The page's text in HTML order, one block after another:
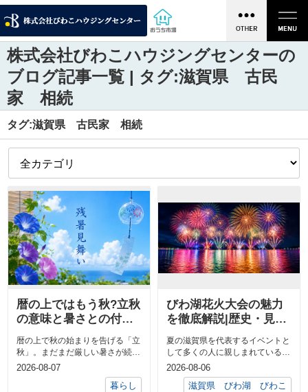
株式会社びわこハウジングセンターの
ブログ記事一覧 | タグ:滋賀県 古民
家 相続
タグ:滋賀県 古民家 相続
暦の上ではもう秋?立秋
の意味と暑さとの付き
暦の上で秋の始まりを告げる「立
秋」。まだまだ厳しい暑さが続く
時期ではありますが暦の世界では
2026-08-07
暮らし
びわ湖花火大会の魅力
を徹底解説|歴史・見ど
夏の滋賀県を代表するイベントと
して多くの人に親しまれているび
わ湖花火大会。琵琶湖の湖面と夜
空を彩る花...
2026-08-06
滋賀県 びわ湖 びわこ